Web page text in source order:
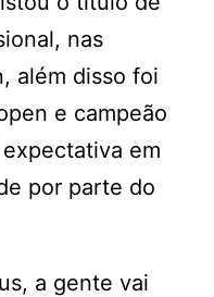
nas
além disso foi
e campeão
em
por parte do
a gente vai